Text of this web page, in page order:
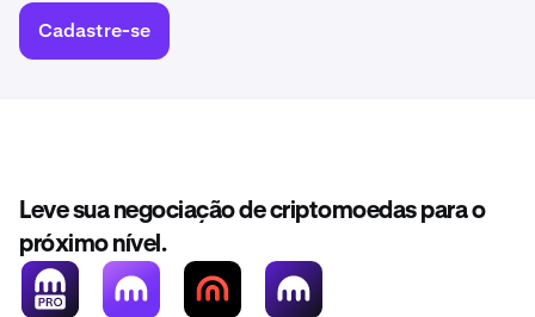
Cadastre-se
Leve sua negociação de criptomoedas para o
próximo nível.